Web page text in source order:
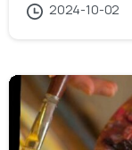
2024-10-02